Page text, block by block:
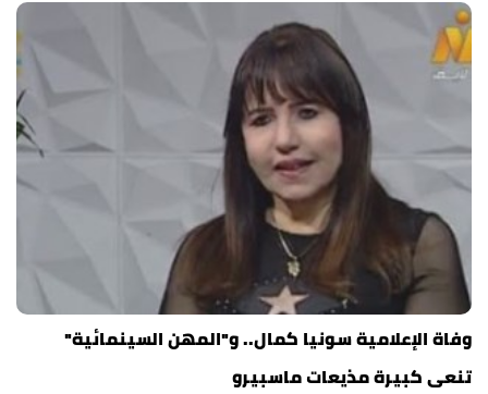
وفاة الإعلامية سونيا كمال.. و"المهن السينمائية"
تنعى كبيرة مذيعات ماسبيرو